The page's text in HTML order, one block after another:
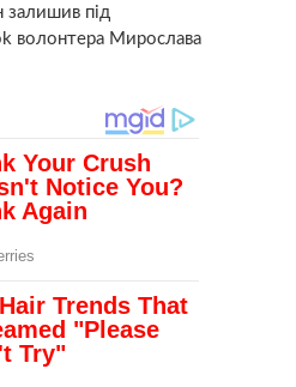
залишив під
волонтера Мирослава